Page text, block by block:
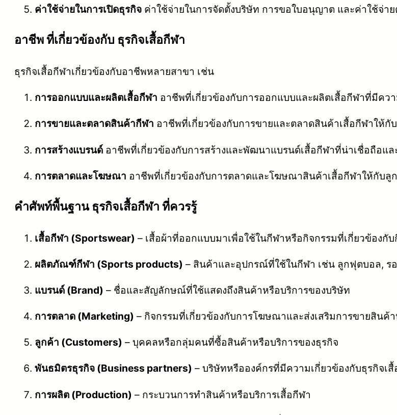
ค่าใช้จ่ายในการเปิดธุรกิจ ค่าใช้จ่ายในการจัดตั้งบริษัท การขอใบอนุญาต และค่าใช้จ่าย
อาชีพ ที่เกี่ยวข้องกับ ธุรกิจเสื้อกีฬา
ธุรกิจเสื้อกีฬาเกี่ยวข้องกับอาชีพหลายสาขา เช่น
การออกแบบและผลิตเสื้อกีฬา อาชีพที่เกี่ยวข้องกับการออกแบบและผลิตเสื้อกีฬาที่มีคว
การขายและตลาดสินค้ากีฬา อาชีพที่เกี่ยวข้องกับการขายและตลาดสินค้าเสื้อกีฬาให้กั
การสร้างแบรนด์ อาชีพที่เกี่ยวข้องกับการสร้างและพัฒนาแบรนด์เสื้อกีฬาที่น่าเชื่อถือแ
การตลาดและโฆษณา อาชีพที่เกี่ยวข้องกับการตลาดและโฆษณาสินค้าเสื้อกีฬาให้กับลู
คําศัพท์พื้นฐาน ธุรกิจเสื้อกีฬา ที่ควรรู้
เสื้อกีฬา (Sportswear) – เสื้อผ้าที่ออกแบบมาเพื่อใช้ในกีฬาหรือกิจกรรมที่เกี่ยวข้องกับ
ผลิตภัณฑ์กีฬา (Sports products) – สินค้าและอุปกรณ์ที่ใช้ในกีฬา เช่น ลูกฟุตบอล, รอ
แบรนด์ (Brand) – ชื่อและสัญลักษณ์ที่ใช้แสดงถึงสินค้าหรือบริการของบริษัท
การตลาด (Marketing) – กิจกรรมที่เกี่ยวข้องกับการโฆษณาและส่งเสริมการขายสินค้
ลูกค้า (Customers) – บุคคลหรือกลุ่มคนที่ซื้อสินค้าหรือบริการของธุรกิจ
พันธมิตรธุรกิจ (Business partners) – บริษัทหรือองค์กรที่มีความเกี่ยวข้องกับธุรกิจเ
การผลิต (Production) – กระบวนการทำสินค้าหรือบริการเสื้อกีฬา